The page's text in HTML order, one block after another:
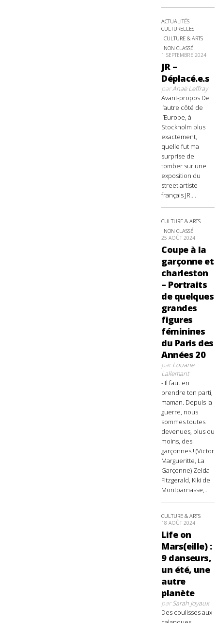
ACTUALITÉS
CULTURELLES
CULTURE & ARTS
NON CLASSÉ
1 SEPTEMBRE 2024
JR –
Déplacé.e.s
parAnaë Leffray
Avant-propos De
l’autre côté de
l’Europe, à
Stockholm plus
exactement,
quelle fut ma
surprise de
tomber sur une
exposition du
street artiste
français JR....
CULTURE & ARTS
NON CLASSÉ
25 AOÛT 2024
Coupe à la
garçonne et
charleston
– Portraits
de quelques
grandes
figures
féminines
du Paris des
Années 20
parLouane
Lallemant
- Il faut en
prendre ton parti,
maman. Depuis la
guerre, nous
sommes toutes
devenues, plus ou
moins, des
garçonnes ! (Victor
Margueritte, La
Garçonne) Zelda
Fitzgerald, Kiki de
Montparnasse,...
CULTURE & ARTS
18 AOÛT 2024
Life on
Mars(eille) :
9 danseurs,
un été, une
autre
planète
parSarah Joyaux
Des coulisses aux